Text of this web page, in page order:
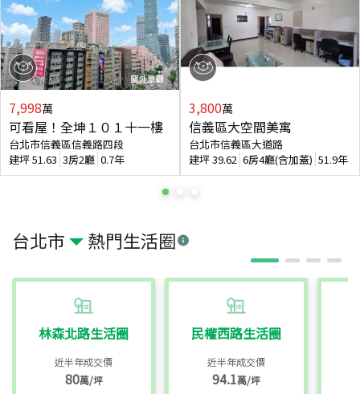
台北市 熱門生活圈
林森北路生活圈
近半年成交價
80萬/坪
民權西路生活圈
近半年成交價
94.1萬/坪
7,998萬
可看屋！全坤１０１十一樓
台北市信義區信義路四段
建坪51.63 3房2廳 0.7年
3,800萬
信義區大空間美寓
台北市信義區大道路
建坪39.62 6房4廳(含加蓋) 51.9年